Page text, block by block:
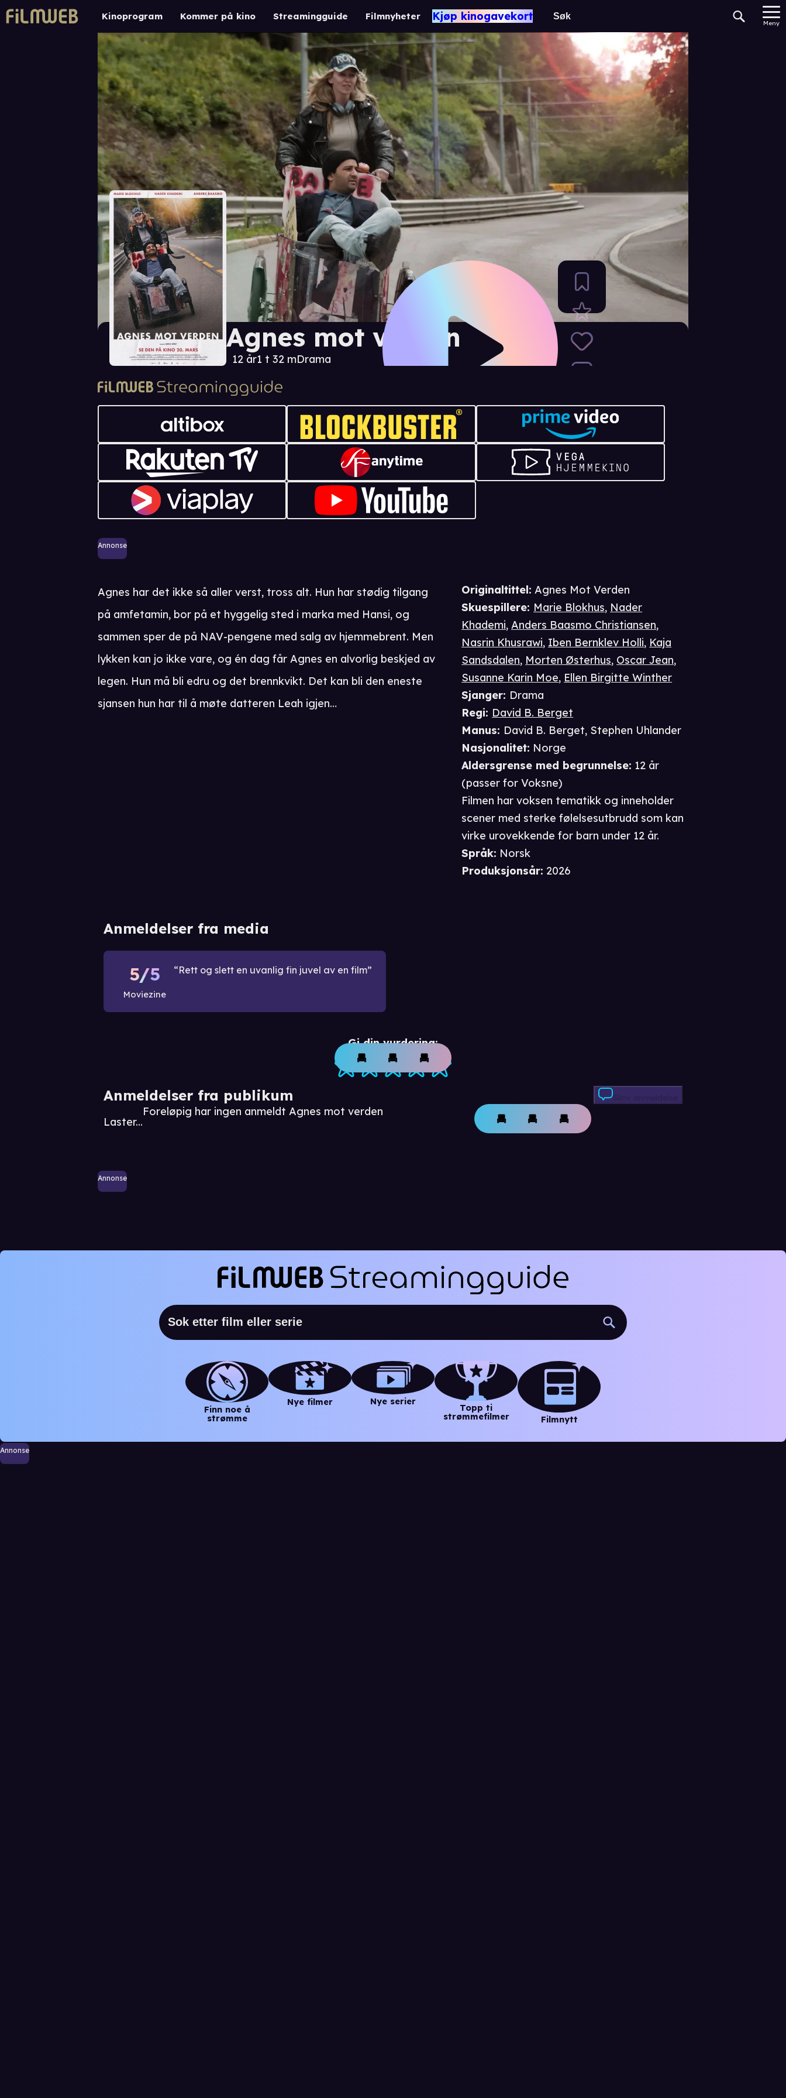
Kinoprogram Kommer på kino Streamingguide Filmnyheter Kjøp kinogavekort
Meny
Agnes mot verden
12 år1 t 32 mDrama
Annonse
Anmeldelser fra media
5/5
Moviezine
Rett og slett en uvanlig fin juvel av en film
Gi din vurdering:
Anmeldelser fra publikum
Laster...
Foreløpig har ingen anmeldt Agnes mot verden
Skriv anmeldelse
Annonse
Originaltittel: Agnes Mot Verden
Skuespillere: Marie Blokhus, Nader
Khademi,Anders Baasmo Christiansen,
Nasrin Khusrawi, Iben Bernklev Holli, Kaja
Sandsdalen, Morten Østerhus, Oscar Jean,
Susanne Karin Moe, Ellen Birgitte Winther
Sjanger: Drama
Regi: David B. Berget
Manus: David B. Berget, Stephen Uhlander
Nasjonalitet: Norge
Aldersgrense med begrunnelse: 12 år
(passer forVoksne)
Filmen har voksen tematikk og inneholder
scener med sterke følelsesutbrudd som kan
virke urovekkende for barn under 12 år.
Språk: Norsk
Produksjonsår: 2026
Agnes har det ikke så aller verst, tross alt. Hun har stødig tilgang
på amfetamin, bor på et hyggelig sted i marka med Hansi, og
sammen sper de på NAV-pengene med salg av hjemmebrent. Men
lykken kan jo ikke vare, og én dag får Agnes en alvorlig beskjed av
legen. Hun må bli edru og det brennkvikt. Det kan bli den eneste
sjansen hun har til å møte datteren Leah igjen…
Finn noe å
strømme
Nye filmer Nye serier
Topp ti
strømmefilmer
Filmnytt
Annonse